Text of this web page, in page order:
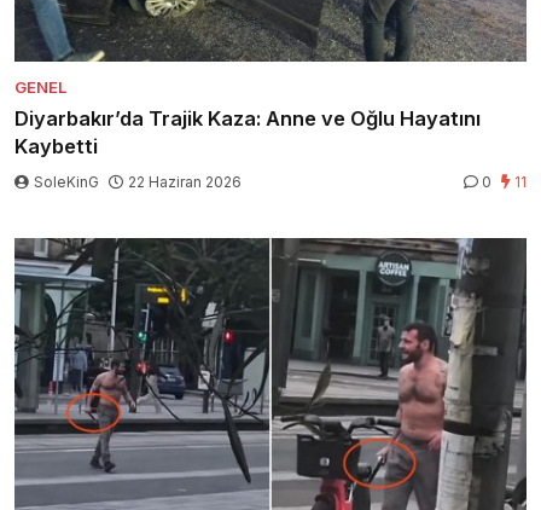
GENEL
Diyarbakır’da Trajik Kaza: Anne ve Oğlu Hayatını
Kaybetti
SoleKinG 22 Haziran 2026 0 11